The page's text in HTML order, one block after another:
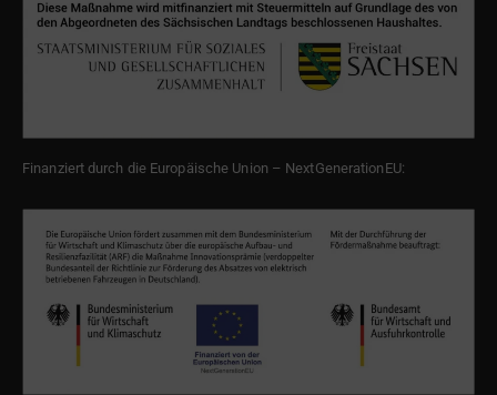
Finanziert durch die Europäische Union – NextGenerationEU: